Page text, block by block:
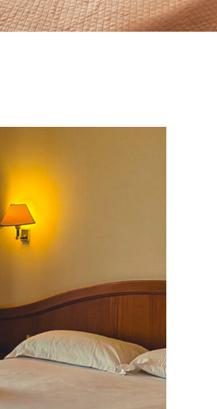
What do you get as a
Lorem ipsum dolor sit amet, in nam denique
dictas omnesque duo et. Novum dignissim
EXCLUSIVE OFFER FOR MEMBERS
IN-DEPTH EXAMINATION OF TIME